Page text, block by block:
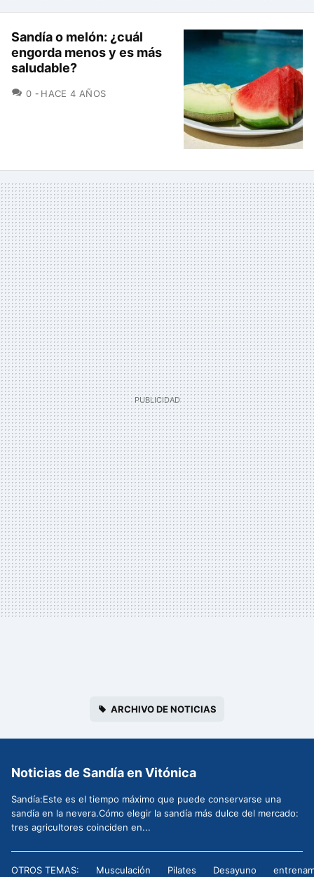
Sandía o melón: ¿cuál
engorda menos y es más
saludable?
0 COMENTARIOS
HACE 4 AÑOS
ARCHIVO DE NOTICIAS
Noticias de Sandía en Vitónica
Sandía:Este es el tiempo máximo que puede conservarse una
sandía en la nevera.Cómo elegir la sandía más dulce del mercado:
tres agricultores coinciden en...
OTROS TEMAS: Musculación Pilates Desayuno